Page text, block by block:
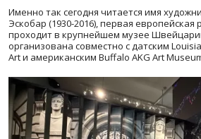
Именно так сегодня читается имя
Эскобар (1930-2016), первая европейская
проходит в крупнейшем музее
организована совместно с датским
Art и американским Buffalo AKG Art